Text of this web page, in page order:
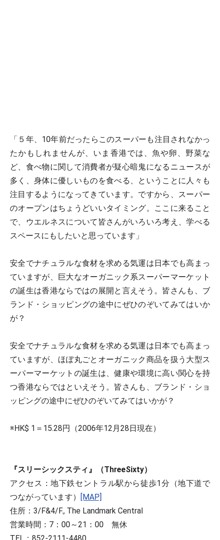
「５年、10年前だったらこのスーパーも注目されなかっ
たかもしれませんが、いま香港では、魚や卵、野菜な
ど、食べ物に関して消費者が疑心暗鬼になるニュースが
多く、身体に優しいものを食べる、ということに人々も
注目するようになってきています。ですから、スーパー
のオープンはちょうどいいタイミング。ここに来ること
で、ウエルネスについて皆さんがいろいろ考え、学べる
スペースにもしたいと思っています」
安全でナチュラルな食材を求める気運は日本でも高まっ
ていますが、巨大なオーガニック系スーパーマーケット
の誕生は香港ならではの展開と言えそう。皆さんも、ブ
ランド・ショッピングの途中にぜひのぞいてみてはいか
が？
安全でナチュラルな食材を求める気運は日本でも高まっ
ていますが、ほぼ丸ごとオーガニック商品を扱う大型ス
ーパーマーケットの誕生は、健康や環境に高い関心を持
つ香港ならではといえそう。皆さんも、ブランド・ショ
ッピングの途中にぜひのぞいてみてはいかが？
※HK$ 1＝15.28円（2006年12月28日現在）
『スリーシックスティ』（ThreeSixty）
アクセス：地下鉄セントラル駅から徒歩1分（地下道で
つながっています）
[MAP]
住所：3/F&4/F., The Landmark Central
営業時間：7：00～21：00 無休